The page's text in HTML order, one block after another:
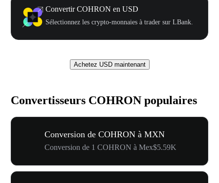
Convertir COHRON en USD
Sélectionnez les crypto-monnaies à trader sur LBank.
Achetez USD maintenant
Convertisseurs COHRON populaires
Conversion de COHRON à MXN
Conversion de 1 COHRON à Mex$5.59K